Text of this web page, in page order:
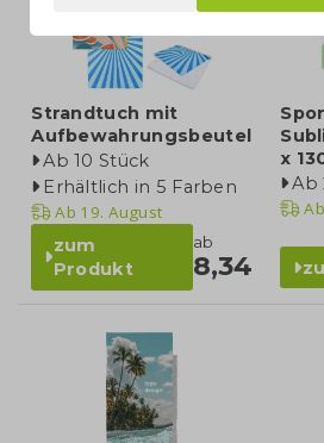
Strandtuch mit
Aufbewahrungsbeutel
Ab 10 Stück
Erhältlich in 5 Farben
Ab 19. August
zum
Produkt
ab
8,34
x
Ab
Ab